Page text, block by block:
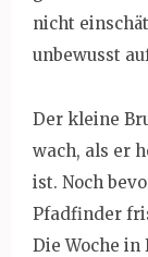
nicht
unbewusst
Der kleine
wach, als er
ist. Noch
Pfadfinder
Die Woche in